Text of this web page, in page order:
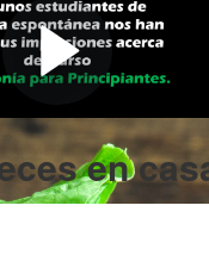
este
razones para
en